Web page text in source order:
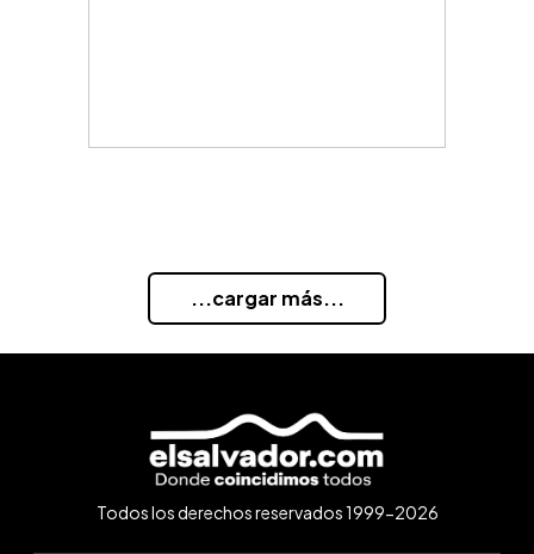
...cargar más...
Todos los derechos reservados 1999-2026